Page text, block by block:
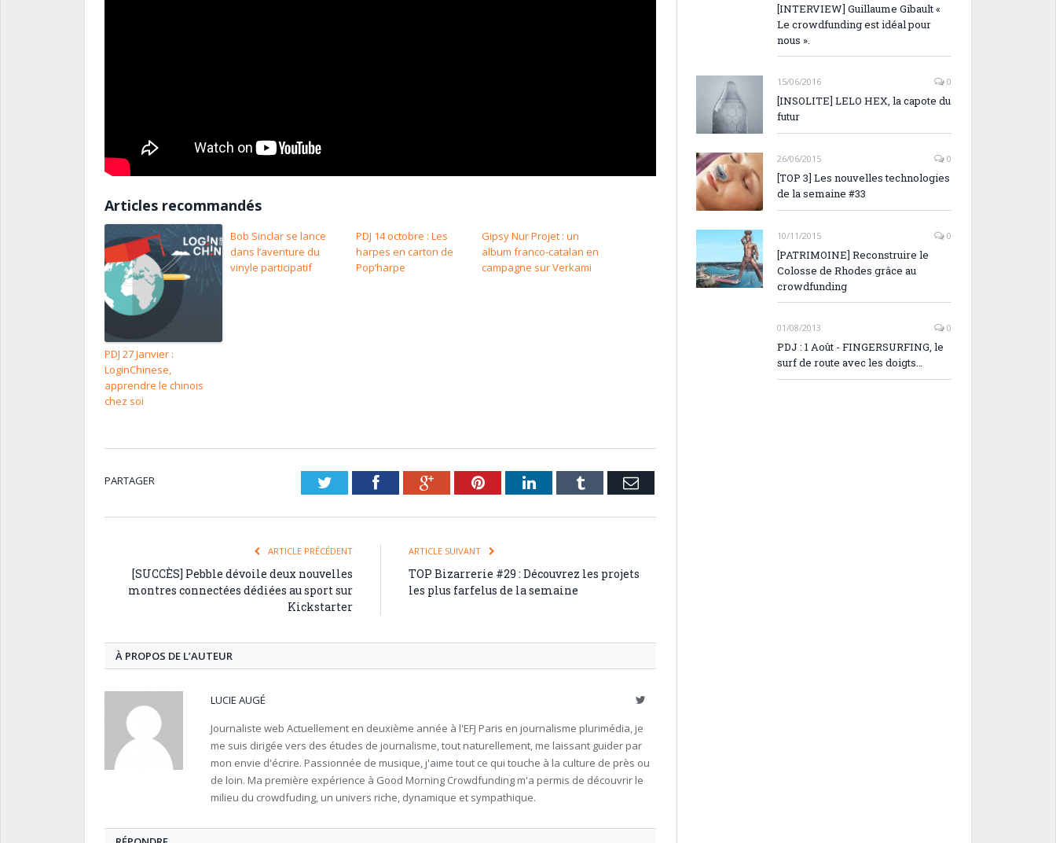
Articles recommandés
PDJ 27 Janvier :
LoginChinese,
apprendre le chinois
chez soi
Bob Sinclar se lance
dans l’aventure du
vinyle participatif
PDJ 14 octobre : Les
harpes en carton de
Pop’harpe
Gipsy Nur Projet : un
album franco-catalan en
campagne sur Verkami
PARTAGER TwitterFacebookGoogle+PinterestLinkedInTumblr Email
ARTICLE PRÉCÉDENT
[SUCCÈS] Pebble dévoile deux nouvelles
montres connectées dédiées au sport sur
Kickstarter
ARTICLE SUIVANT
TOP Bizarrerie #29 : Découvrez les projets
les plus farfelus de la semaine
À PROPOS DE L’AUTEUR
LUCIE AUGÉ Twitter
Journaliste web Actuellement en deuxième année à l'EFJ Paris en journalisme plurimédia, je
me suis dirigée vers des études de journalisme, tout naturellement, me laissant guider par
mon envie d'écrire. Passionnée de musique, j'aime tout ce qui touche à la culture de près ou
de loin. Ma première expérience à Good Morning Crowdfunding m'a permis de découvrir le
milieu du crowdfuding, un univers riche, dynamique et sympathique.
[INTERVIEW] Guillaume Gibault «
Le crowdfunding est idéal pour
nous ».
15/06/2016 0
[INSOLITE] LELO HEX, la capote du
futur
26/06/2015 0
[TOP 3] Les nouvelles technologies
de la semaine #33
10/11/2015 0
[PATRIMOINE] Reconstruire le
Colosse de Rhodes grâce au
crowdfunding
01/08/2013 0
PDJ : 1 Août - FINGERSURFING, le
surf de route avec les doigts…